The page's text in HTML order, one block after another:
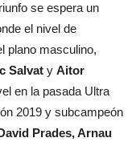
se espera un
el nivel de
plano masculino,
Salvat y Aitor
en la pasada Ultra
2019 y subcampeón
Prades, Arnau